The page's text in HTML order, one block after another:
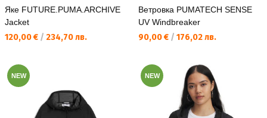
Яке FUTURE.PUMA.ARCHIVE
Jacket
Текуща цена:
120,00 € / 234,70 лв.
Ветровка PUMATECH SENSE
UV Windbreaker
Текуща цена:
90,00 € / 176,02 лв.
NEW NEW